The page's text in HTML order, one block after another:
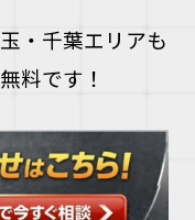
・千葉エリアも
料です！